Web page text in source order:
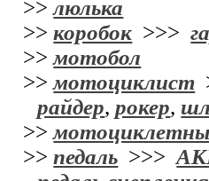
>>люлька
>>коробок >>>
>>мотобол
>>мотоциклист
райдер,рокер,
>>
>>педаль >>>